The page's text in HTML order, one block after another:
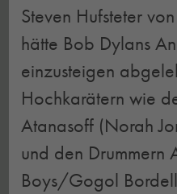
Steven Hufsteter
hätte Bob Dylans
einzusteigen
Hochkarätern wie
Atanasoff (Norah
und den Drummern
Boys/Gogol